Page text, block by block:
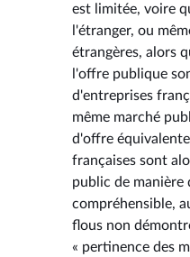
est limitée, voire
l'étranger, ou
étrangères, alors
l'offre publique
d'entreprises
même marché
d'offre
françaises sont
public de manière
compréhensible,
flous non
« pertinence des